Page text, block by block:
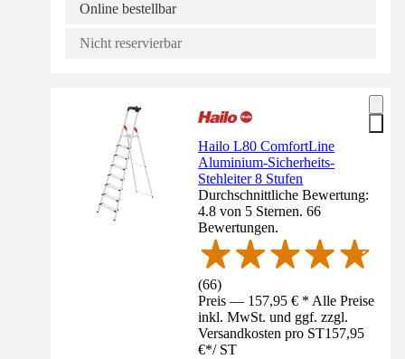
Online bestellbar
Nicht reservierbar
Hailo L80 ComfortLine
Aluminium-Sicherheits-
Stehleiter 8 Stufen
Durchschnittliche Bewertung:
4.8 von 5 Sternen. 66
Bewertungen.
(66)
Preis — 157,95 € * Alle Preise
inkl. MwSt. und ggf. zzgl.
Versandkosten pro ST157,95
€*/ ST